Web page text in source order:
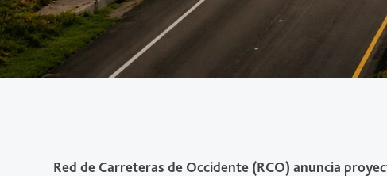
Red de Carreteras de Occidente (RCO) anuncia